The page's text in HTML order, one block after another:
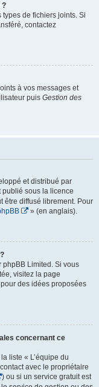
?
types de fichiers joints. Si
contactez
à vos messages et
puis Gestion des
et distribué par
publié sous la licence
être diffusé librement. Pour
» (en anglais).
Limited. Si vous
visitez la page
des idées proposées
concernant ce
liste « L’équipe du
avec le propriétaire
) ou si un service gratuit est